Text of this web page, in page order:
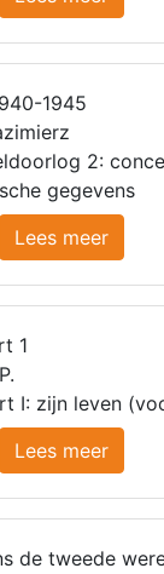
1945
2:
gegevens
Lees meer
1
I: zijn leven
Lees meer
de tweede